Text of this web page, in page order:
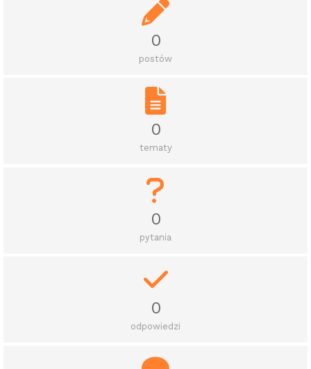
0
postów
0
tematy
0
pytania
0
odpowiedzi